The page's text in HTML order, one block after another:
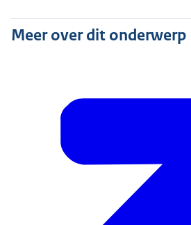
Meer over dit onderwerp